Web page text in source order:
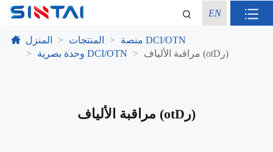
EN
المنزل المنتجات
منصة DCI/OTN
وحدة بصرية DCI/OTN
مراقبة الألياف (otDر)
مراقبة الألياف (otDر)